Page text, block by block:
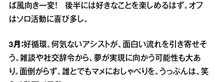
ば風向き一変！ 後半には好きなことを楽しめるはず。オフ
はソロ活動に喜び多し。
3月：好循環。何気ないアシストが、面白い流れを引き寄せそ
う。雑談や社交辞令から、夢が実現に向かう可能性も大あ
り。面倒がらず、誰とでもマメにおしゃべりを。うっぷんは、笑